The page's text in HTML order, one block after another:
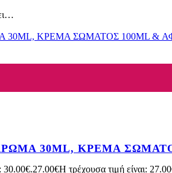
30ML, ΚΡΕΜΑ
30.00€.27.00€Η τρέχουσα τιμή είναι: